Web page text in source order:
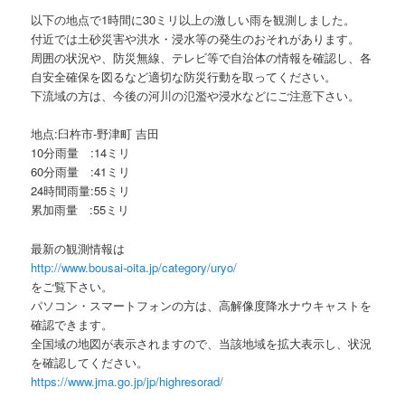
以下の地点で1時間に30ミリ以上の激しい雨を観測しました。
付近では土砂災害や洪水・浸水等の発生のおそれがあります。
周囲の状況や、防災無線、テレビ等で自治体の情報を確認し、各
自安全確保を図るなど適切な防災行動を取ってください。
下流域の方は、今後の河川の氾濫や浸水などにご注意下さい。
地点:臼杵市-野津町 吉田
10分雨量 :14ミリ
60分雨量 :41ミリ
24時間雨量:55ミリ
累加雨量 :55ミリ
最新の観測情報は
http://www.bousai-oita.jp/category/uryo/
をご覧下さい。
パソコン・スマートフォンの方は、高解像度降水ナウキャストを
確認できます。
全国域の地図が表示されますので、当該地域を拡大表示し、状況
を確認してください。
https://www.jma.go.jp/jp/highresorad/